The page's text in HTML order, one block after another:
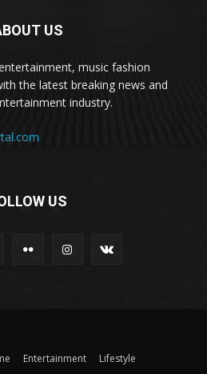
US
music fashion
the latest breaking news and
industry.
US
Entertainment
Lifestyle